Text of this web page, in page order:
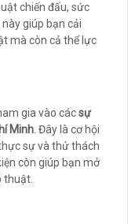
chiến đấu, sức
giúp bạn cải
mà còn cả thể lực
gia vào cácsự
Minh. Đây là cơ hội
sự và thử thách
còn giúp bạn mở
thuật.